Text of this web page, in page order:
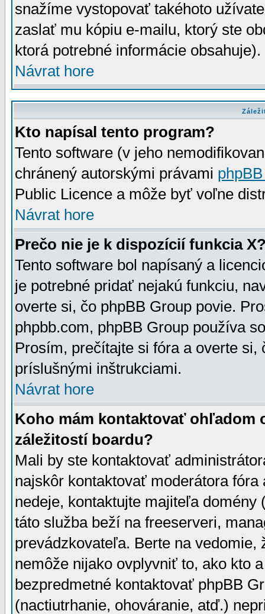
snažíme vystopovať takéhoto
zaslať mu kópiu e-mailu, ktorý ste
ktorá potrebné informácie
Návrat hore
Kto napísal tento program?
Tento software (v jeho
chránený autorskými právami
Public Licence a môže byť voľne
Návrat hore
Prečo nie je k dispozícií funkcia
Tento software bol napísaný a
je potrebné pridať nejakú funkciu,
overte si, čo phpBB Group povie.
phpbb.com, phpBB Group používa
Prosím, prečítajte si fóra a overte
príslušnými inštrukciami.
Návrat hore
Koho mám kontaktovať ohľadom
záležitostí boardu?
Mali by ste kontaktovať
najskôr kontaktovať moderátora
nedeje, kontaktujte majiteľa
táto služba beží na freeserveri,
prevádzkovateľa. Berte na vedomie,
nemôže nijako ovplyvniť to, ako kto
bezpredmetné kontaktovať phpBB
(nactiutrhanie, ohováranie, atď.)